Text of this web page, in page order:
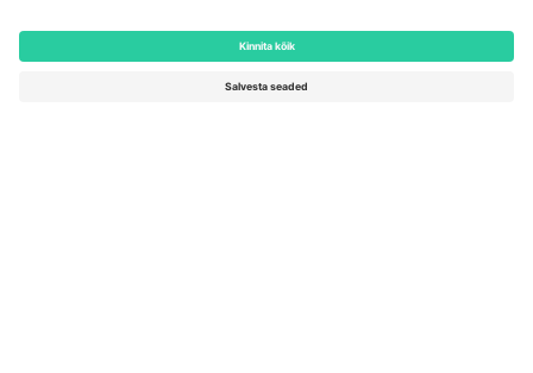
Berlin, Germany
London, EC1V 1AW, United
Kingdom